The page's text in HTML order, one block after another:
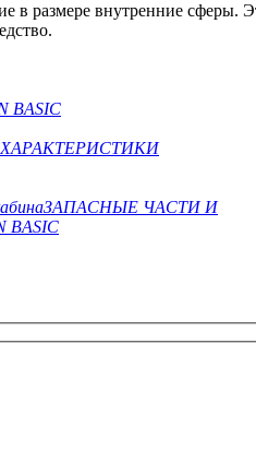
в размере внутренние сферы.
BASIC
ХАРАКТЕРИСТИКИ
ЗАПАСНЫЕ ЧАСТИ И
BASIC